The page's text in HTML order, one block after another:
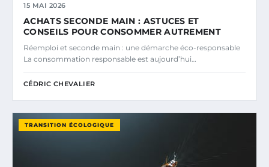
15 MAI 2026
ACHATS SECONDE MAIN : ASTUCES ET
CONSEILS POUR CONSOMMER AUTREMENT
Réemploi et seconde main : une démarche éco-responsable
La consommation responsable est aujourd’hui…
CÉDRIC CHEVALIER
TRANSITION ÉCOLOGIQUE